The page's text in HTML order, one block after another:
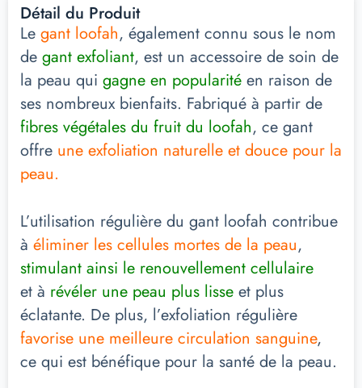
Détail du Produit
Le gant loofah, également connu sous le nom
de gant exfoliant, est un accessoire de soin de
la peau qui gagne en popularité en raison de
ses nombreux bienfaits. Fabriqué à partir de
fibres végétales du fruit du loofah, ce gant
offre une exfoliation naturelle et douce pour la
peau.
L’utilisation régulière du gant loofah contribue
à éliminer les cellules mortes de la peau,
stimulant ainsi le renouvellement cellulaire
et à révéler une peau plus lisse et plus
éclatante. De plus, l’exfoliation régulière
favorise une meilleure circulation sanguine,
ce qui est bénéfique pour la santé de la peau.